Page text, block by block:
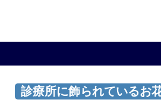
診療所に飾られているお